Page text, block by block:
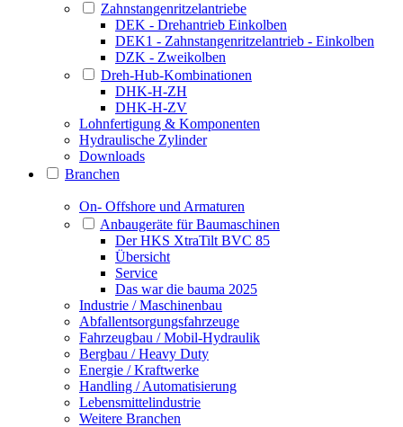
Zahnstangenritzelantriebe
DEK - Drehantrieb Einkolben
DEK1 - Zahnstangenritzelantrieb - Einkolben
DZK - Zweikolben
Dreh-Hub-Kombinationen
DHK-H-ZH
DHK-H-ZV
Lohnfertigung & Komponenten
Hydraulische Zylinder
Downloads
Branchen
On- Offshore und Armaturen
Anbaugeräte für Baumaschinen
Der HKS XtraTilt BVC 85
Übersicht
Service
Das war die bauma 2025
Industrie / Maschinenbau
Abfallentsorgungsfahrzeuge
Fahrzeugbau / Mobil-Hydraulik
Bergbau / Heavy Duty
Energie / Kraftwerke
Handling / Automatisierung
Lebensmittelindustrie
Weitere Branchen